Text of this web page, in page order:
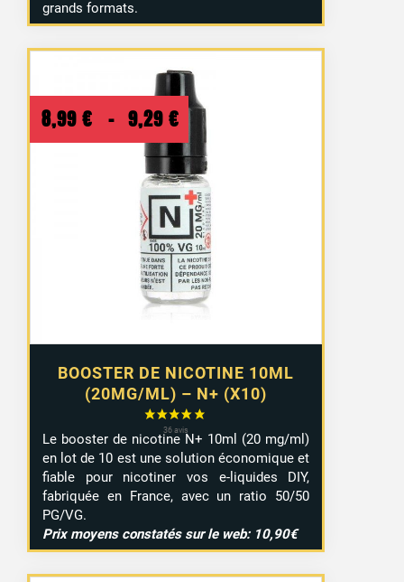
grands formats.
BOOSTER DE NICOTINE 10ML
(20MG/ML) – N+ (X10)
8,99 € – 9,29 € Plage
de
prix :
8,99 €
à
9,29 €
Le booster de nicotine N+ 10ml (20 mg/ml)
en lot de 10 est une solution économique et
fiable pour nicotiner vos e-liquides DIY,
fabriquée en France, avec un ratio 50/50
PG/VG.
Prix moyens constatés sur le web: 10,90€